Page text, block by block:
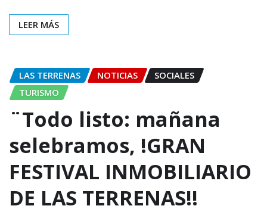
LEER MÁS
LAS TERRENAS NOTICIAS
SOCIALES
TURISMO
¨Todo listo: mañana
selebramos, !GRAN
FESTIVAL INMOBILIARIO
DE LAS TERRENAS!!